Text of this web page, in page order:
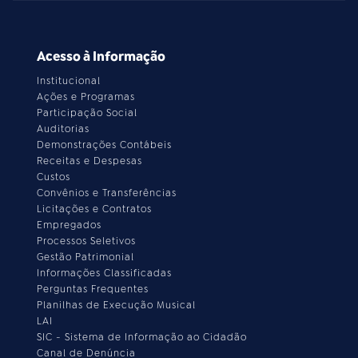
Acesso à Informação
Institucional
Ações e Programas
Participação Social
Auditorias
Demonstrações Contábeis
Receitas e Despesas
Custos
Convênios e Transferências
Licitações e Contratos
Empregados
Processos Seletivos
Gestão Patrimonial
Informações Classificadas
Perguntas Frequentes
Planilhas de Execução Musical
LAI
SIC - Sistema de Informação ao Cidadão
Canal de Denúncia